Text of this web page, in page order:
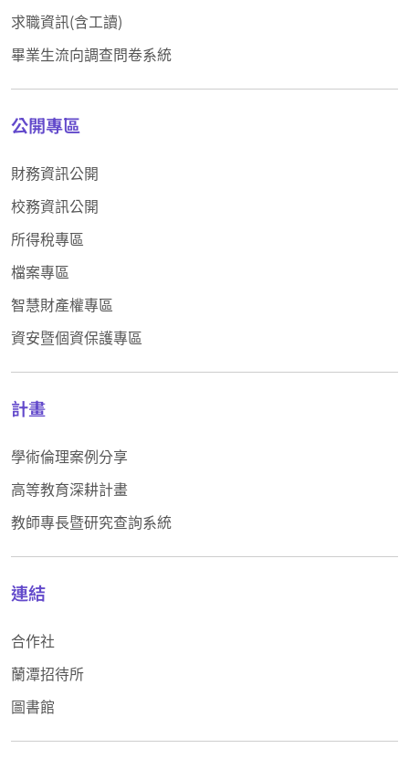
求職資訊(含工讀)
畢業生流向調查問卷系統
公開專區
財務資訊公開
校務資訊公開
所得稅專區
檔案專區
智慧財產權專區
資安暨個資保護專區
計畫
學術倫理案例分享
高等教育深耕計畫
教師專長暨研究查詢系統
連結
合作社
蘭潭招待所
圖書館